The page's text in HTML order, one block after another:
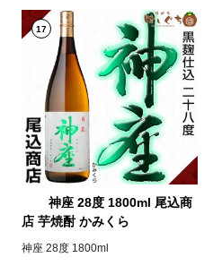
17
神座 28度 1800ml 尾込商
店 芋焼酎 かみくら
神座 28度 1800ml